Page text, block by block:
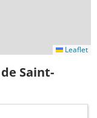
Leaflet
Saint-